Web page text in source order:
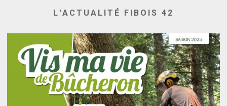
Contact
L'ACTUALITÉ FIBOIS 42